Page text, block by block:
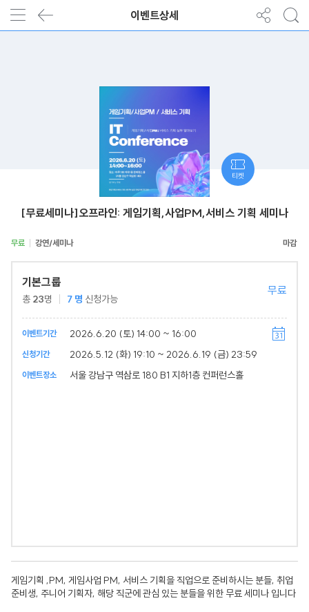
이벤트상세
[무료세미나]오프라인: 게임기획,사업PM,서비스 기획 세미나
무료 강연/세미나
기본그룹
총 23명 7 명 신청가능
무료
이벤트기간 2026.6.20 (토) 14:00 ~ 16:00
신청기간 2026.5.12 (화) 19:10 ~ 2026.6.19 (금) 23:59
이벤트장소 서울 강남구 역삼로 180 B1 지하1층 컨퍼런스홀
게임기획 ,PM, 게임사업 PM, 서비스 기획을 직업으로 준비하시는 분들, 취업
준비생, 주니어 기획자, 해당 직군에 관심 있는 분들을 위한 무료 세미나 입니다
티켓